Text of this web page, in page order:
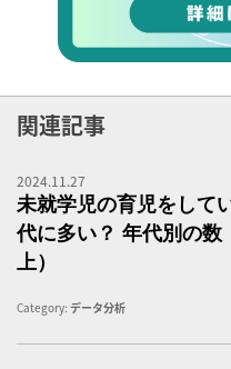
関連記事
2024.11.27
未就学児の育児をして
代に多い？ 年代別の数
上）
Category: データ分析